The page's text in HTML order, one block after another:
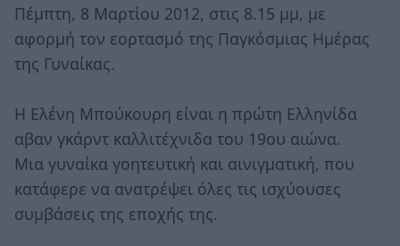
Πέμπτη, 8 Μαρτίου 2012, στις 8.15 μμ, με
αφορμή τον εορτασμό της Παγκόσμιας Ημέρας
της Γυναίκας.
Η Ελένη Μπούκουρη είναι η πρώτη Ελληνίδα
αβαν γκάρντ καλλιτέχνιδα του 19ου αιώνα.
Μια γυναίκα γοητευτική και αινιγματική, που
κατάφερε να ανατρέψει όλες τις ισχύουσες
συμβάσεις της εποχής της.